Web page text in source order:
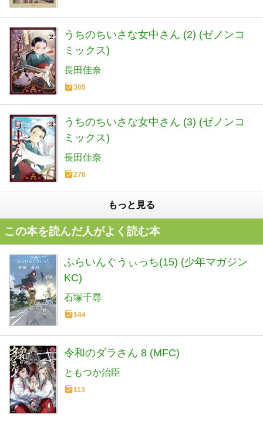
うちのちいさな女中さん (2) (ゼノンコ
ミックス)
長田佳奈
305
うちのちいさな女中さん (3) (ゼノンコ
ミックス)
長田佳奈
278
もっと見る
この本を読んだ人がよく読む本
ふらいんぐうぃっち(15) (少年マガジン
KC)
石塚千尋
144
令和のダラさん 8 (MFC)
ともつか治臣
113